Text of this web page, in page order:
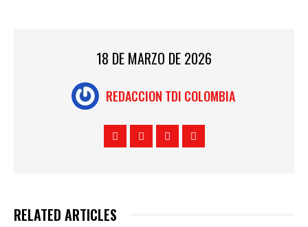
18 DE MARZO DE 2026
REDACCION TDI COLOMBIA
RELATED ARTICLES